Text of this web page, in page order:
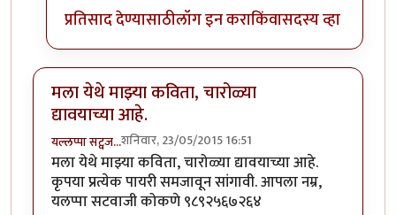
प्रतिसाद देण्यासाठीलॉग इन कराकिंवासदस्य व्हा
मला येथे माझ्या कविता, चारोळ्या
द्यावयाच्या आहे.
यल्लप्पा सट्वज…शनिवार, 23/05/2015 16:51
मला येथे माझ्या कविता, चारोळ्या द्यावयाच्या आहे.
कृपया प्रत्येक पायरी समजावून सांगावी. आपला नम्र,
यलप्पा सटवाजी कोकणे ९८९२५६७२६४